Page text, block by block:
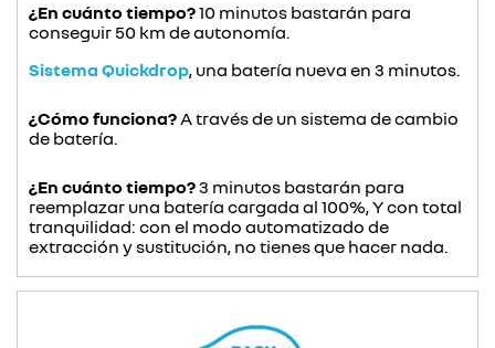
¿En cuánto tiempo?10 minutos bastarán para
conseguir 50 km de autonomía.
Sistema Quickdrop, una batería nueva en 3 minutos.
¿Cómo funciona?A través de un sistema de cambio
de batería.
¿En cuánto tiempo?3 minutos bastarán para
reemplazar una batería cargada al 100%, Y con total
tranquilidad: con el modo automatizado de
extracción y sustitución, no tienes que hacer nada.